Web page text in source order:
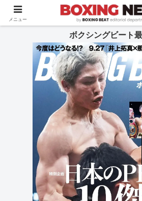
BOXING BEAT [ボクシング・ビー
ボクシングビート
メニュー